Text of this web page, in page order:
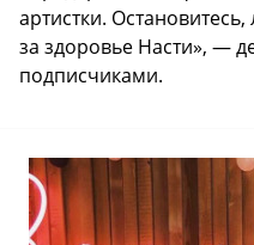
артистки.
за здоровье Насти», —
подписчиками.